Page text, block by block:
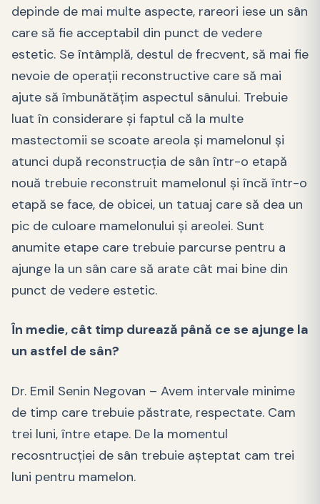
depinde de mai multe aspecte, rareori iese un sân
care să fie acceptabil din punct de vedere
estetic. Se întâmplă, destul de frecvent, să mai fie
nevoie de operații reconstructive care să mai
ajute să îmbunătățim aspectul sânului. Trebuie
luat în considerare și faptul că la multe
mastectomii se scoate areola și mamelonul și
atunci după reconstrucția de sân într-o etapă
nouă trebuie reconstruit mamelonul și încă într-o
etapă se face, de obicei, un tatuaj care să dea un
pic de culoare mamelonului și areolei. Sunt
anumite etape care trebuie parcurse pentru a
ajunge la un sân care să arate cât mai bine din
punct de vedere estetic.
În medie, cât timp durează până ce se ajunge la
un astfel de sân?
Dr. Emil Senin Negovan – Avem intervale minime
de timp care trebuie păstrate, respectate. Cam
trei luni, între etape. De la momentul
recosntrucției de sân trebuie așteptat cam trei
luni pentru mamelon.